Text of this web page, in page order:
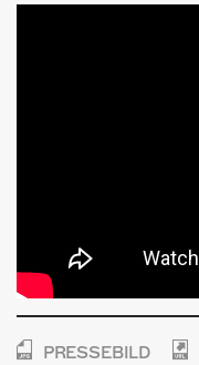
PRESSEBILD